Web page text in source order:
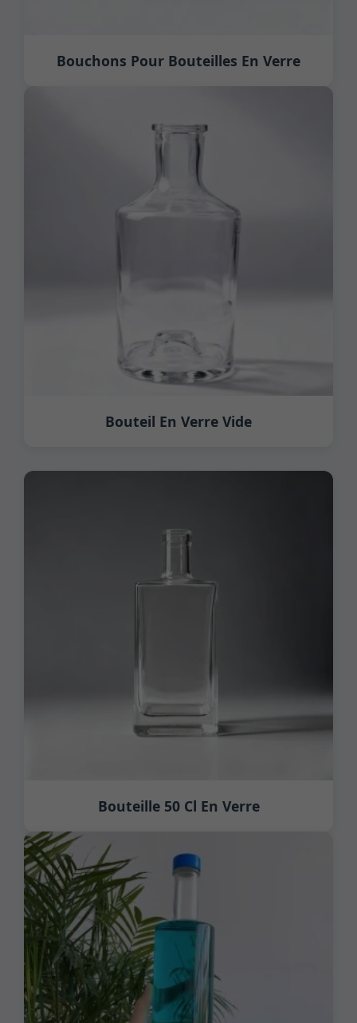
Bouchons Pour Bouteilles En Verre
Bouteil En Verre Vide
Bouteille 50 Cl En Verre